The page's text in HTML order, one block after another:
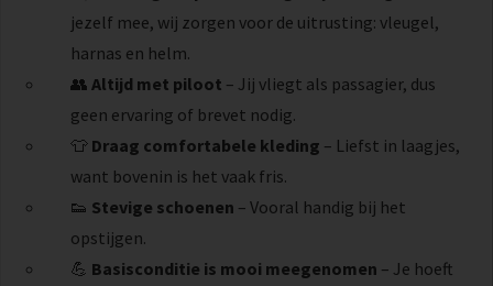
jezelf mee, wij zorgen voor de uitrusting: vleugel,
harnas en helm.
👥Altijd met piloot – Jij vliegt als passagier, dus
geen ervaring of brevet nodig.
👕 Draag comfortabele kleding – Liefst in laagjes,
want bovenin is het vaak fris.
👟 Stevige schoenen – Vooral handig bij het
opstijgen.
💪 Basisconditie is mooi meegenomen – Je hoeft